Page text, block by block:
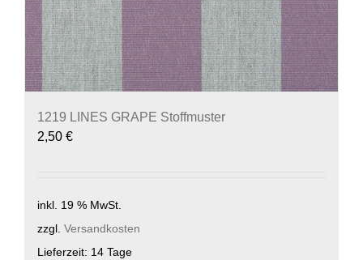
1219 LINES GRAPE Stoffmuster
2,50 €
inkl. 19 % MwSt.
zzgl. Versandkosten
Lieferzeit: 14 Tage